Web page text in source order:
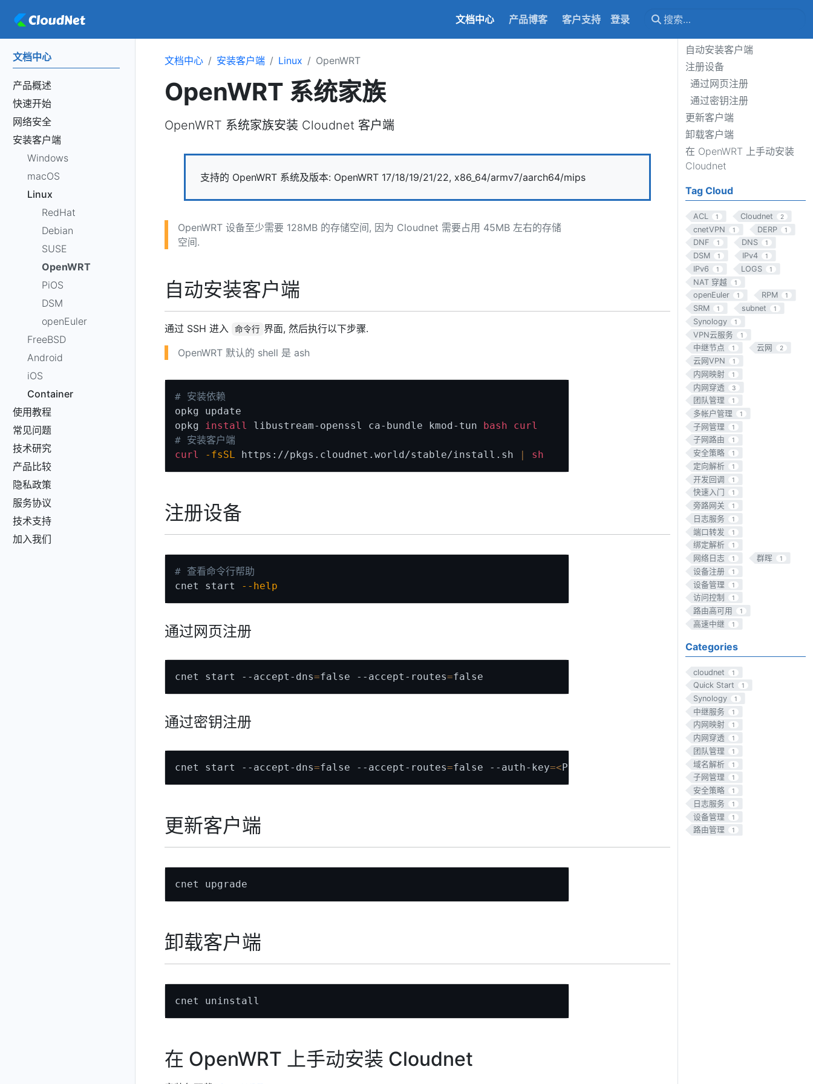
文档中心 产品博客 客户支持 登录
文档中心
产品概述
快速开始
网络安全
安装客户端
Windows
macOS
Linux
RedHat
Debian
SUSE
OpenWRT
PiOS
DSM
openEuler
FreeBSD
Android
iOS
Container
使用教程
常见问题
技术研究
产品比较
隐私政策
服务协议
技术支持
加入我们
自动安装客户端
注册设备
通过网页注册
通过密钥注册
更新客户端
卸载客户端
在 OpenWRT 上手动安装
Cloudnet
Tag Cloud
ACL 1 Cloudnet 2
cnetVPN 1 DERP 1
DNF 1 DNS 1
DSM 1 IPv4 1
IPv6 1 LOGS 1
NAT 穿越 1
openEuler 1 RPM 1
SRM 1 subnet 1
Synology 1
VPN云服务 1
中继节点 1 云网 2
云网VPN 1
内网映射 1
内网穿透 3
团队管理 1
多帐户管理 1
子网管理 1
子网路由 1
安全策略 1
定向解析 1
开发回调 1
快速入门 1
旁路网关 1
日志服务 1
端口转发 1
绑定解析 1
网络日志 1 群晖 1
设备注册 1
设备管理 1
访问控制 1
路由高可用 1
高速中继 1
Categories
cloudnet 1
Quick Start 1
Synology 1
中继服务 1
内网映射 1
内网穿透 1
团队管理 1
域名解析 1
子网管理 1
安全策略 1
日志服务 1
设备管理 1
路由管理 1
文档中心 安装客户端 Linux OpenWRT
OpenWRT 系统家族
OpenWRT 系统家族安装 Cloudnet 客户端
支持的 OpenWRT 系统及版本: OpenWRT 17/18/19/21/22, x86_64/armv7/aarch64/mips
OpenWRT 设备至少需要 128MB 的存储空间, 因为 Cloudnet 需要占用 45MB 左右的存储
空间.
自动安装客户端
通过 SSH 进入 命令行 界面, 然后执行以下步骤.
OpenWRT 默认的 shell 是 ash
# 安装依赖
opkg update
opkg install libustream-openssl ca-bundle kmod-tun bash
curl
# 安装客户端
curl
-fsSL https://pkgs.cloudnet.world/stable/install.sh | sh
注册设备
# 查看命令行帮助
cnet start
--help
通过网页注册
cnet start --accept-dns=false --accept-routes=
通过密钥注册
cnet start --accept-dns=false --accept-routes=false --auth-key=<PreAuthKey
Copy
更新客户端
卸载客户端
在 OpenWRT 上手动安装 Cloudnet